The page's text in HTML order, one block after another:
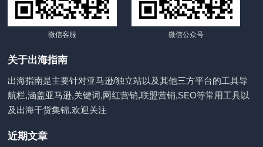
微信客服 微信公众号
关于出海指南
出海指南是主要针对亚马逊/独立站以及其他三方平台的工具导
航栏,涵盖亚马逊,关键词,网红营销,联盟营销,SEO等常用工具以
及出海干货集锦,欢迎关注
近期文章